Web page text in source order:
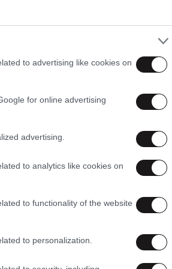
to advertising like cookies on
for online advertising
advertising.
to analytics like cookies on
to functionality of the website
to personalization.
ο
ότι 9 από τα 12
έκπληξη ότι το
ανά αγώνα
που
της
τα μεγαλύτερα